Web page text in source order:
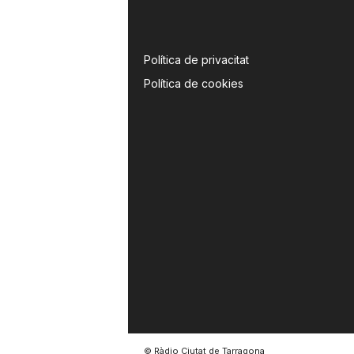
Política de privacitat
Política de cookies
© Ràdio Ciutat de Tarragona